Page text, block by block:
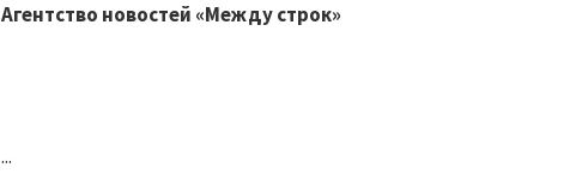
Агентство новостей «Между строк»
...